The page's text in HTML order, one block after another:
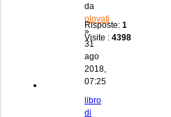
da
plovati
»
31
ago
2018,
07:25
Risposte: 1
Visite : 4398
libro
di